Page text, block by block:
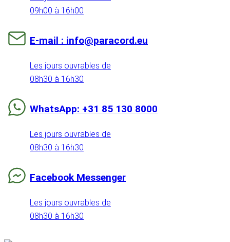
09h00 à 16h00
E-mail : info@paracord.eu
Les jours ouvrables de
08h30 à 16h30
WhatsApp: +31 85 130 8000
Les jours ouvrables de
08h30 à 16h30
Facebook Messenger
Les jours ouvrables de
08h30 à 16h30